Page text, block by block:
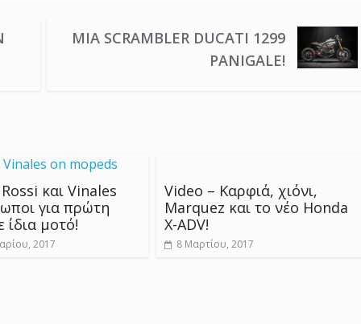
ΜΙΑ SCRAMBLER DUCATI 1299
PANIGALE!
και Vinales
για πρώτη
μοτό!
2017
Video – Καρφιά, χιόνι,
Marquez και το νέο Honda
X-ADV!
8 Μαρτίου, 2017